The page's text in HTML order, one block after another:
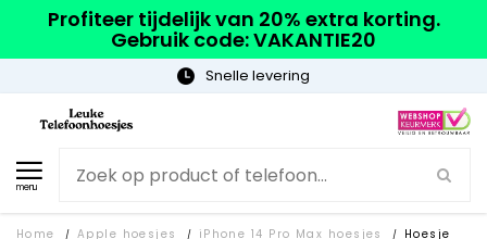
Profiteer tijdelijk van 20% extra korting.
Gebruik code: VAKANTIE20
Gratis verzending
menu
Home / Apple hoesjes / iPhone 14 Pro Max hoesjes /
Hoesje